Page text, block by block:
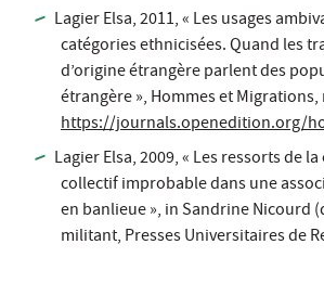
Lagier Elsa, 2011, « Les usages
catégories ethnicisées. Quand les
d’origine étrangère parlent des
étrangère », Hommes et Migrations,
https://journals.openedition.org/
Lagier Elsa, 2009, « Les ressorts de
collectif improbable dans une
en banlieue », inSandrine Nicourd
militant, Presses Universitaires de